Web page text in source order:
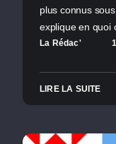
plus connus
explique en quoi
La Rédac'
LIRE LA SUITE